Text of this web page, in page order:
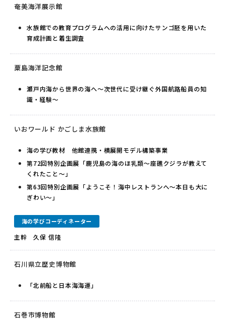
奄美海洋展示館
水族館での教育プログラムへの活用に向けたサンゴ胚を用いた
育成計画と着生調査
粟島海洋記念館
瀬戸内海から世界の海へ～次世代に受け継ぐ外国航路船員の知
識・経験～
いおワールド かごしま水族館
海の学び教材 他館連携・横展開モデル構築事業
第72回特別企画展「鹿児島の海のほ乳類～座礁クジラが教えて
くれたこと～」
第63回特別企画展「ようこそ！海中レストランへ～本日も大に
ぎわい～」
海の学びコーディネーター
主幹 久保 信隆
石川県立歴史博物館
「北前船と日本海海運」
石巻市博物館